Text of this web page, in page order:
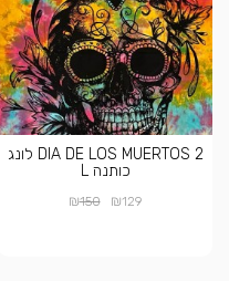
DIA DE LOS MUERTOS 2 לונג
כותנה L
₪129
₪150